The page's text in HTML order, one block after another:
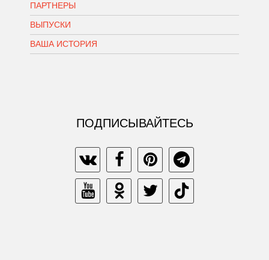
ПАРТНЕРЫ
ВЫПУСКИ
ВАША ИСТОРИЯ
ПОДПИСЫВАЙТЕСЬ